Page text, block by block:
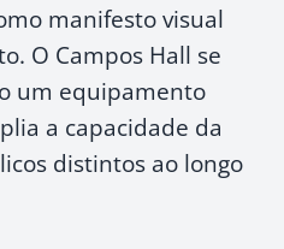
manifesto visual
O Campos Hall se
um equipamento
a capacidade da
distintos ao longo